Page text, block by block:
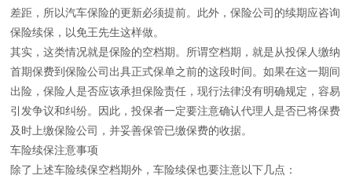
差距，所以汽车保险的更新必须提前。此外，保险公司的续期应咨询
保险续保，以免王先生这样做。
其实，这类情况就是保险的空档期。所谓空档期，就是从投保人缴纳
首期保费到保险公司出具正式保单之前的这段时间。如果在这一期间
出险，保险人是否应该承担保险责任，现行法律没有明确规定，容易
引发争议和纠纷。因此，投保者一定要注意确认代理人是否已将保费
及时上缴保险公司，并妥善保管已缴保费的收据。
车险续保注意事项
除了上述车险续保空档期外，车险续保也要注意以下几点：